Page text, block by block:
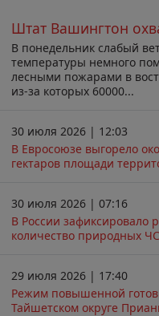
Штат Вашингтон
В понедельник слабый
температуры немного
лесными пожарами в
из-за которых 60000...
30 июля 2026 | 12:03
В Евросоюзе выгорело
гектаров площади
30 июля 2026 | 07:16
В России зафиксировало
количество природных ЧС
29 июля 2026 | 17:40
Режим повышенной
Тайшетском округе